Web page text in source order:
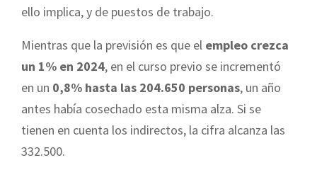
ello implica, y de puestos de trabajo.
Mientras que la previsión es que el empleo crezca
un 1% en 2024, en el curso previo se incrementó
en un 0,8% hasta las 204.650 personas, un año
antes había cosechado esta misma alza. Si se
tienen en cuenta los indirectos, la cifra alcanza las
332.500.